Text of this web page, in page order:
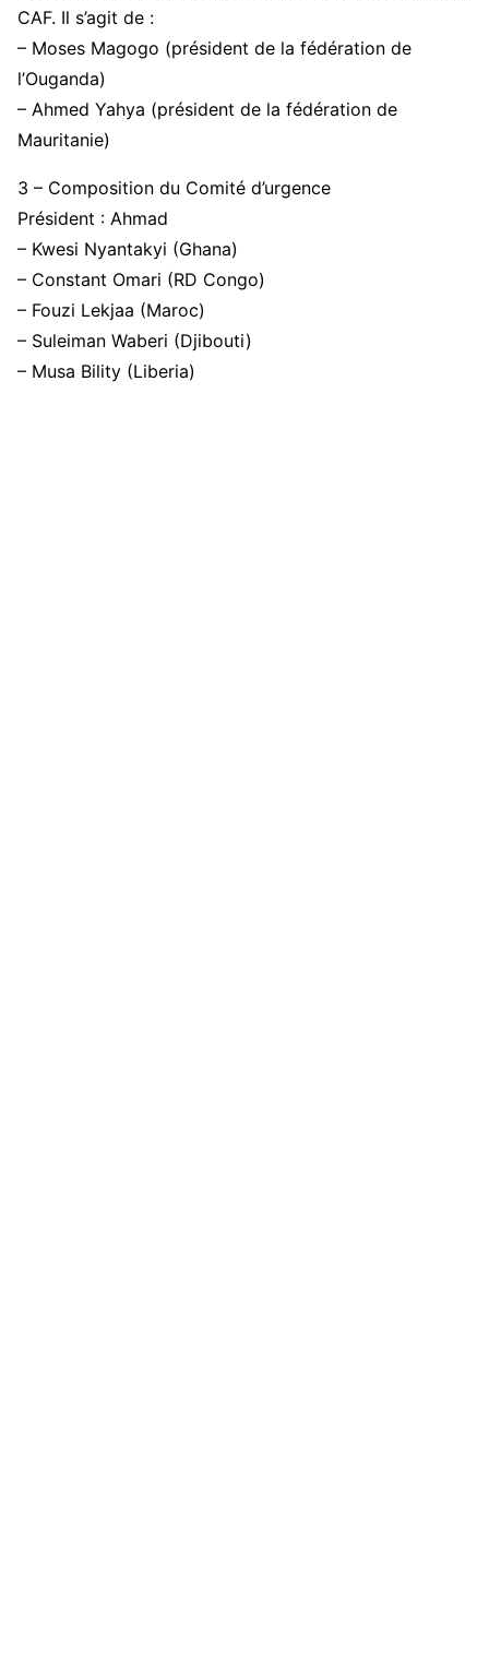
CAF. Il s’agit de :
– Moses Magogo (président de la fédération de
l’Ouganda)
– Ahmed Yahya (président de la fédération de
Mauritanie)
3 – Composition du Comité d’urgence
Président : Ahmad
– Kwesi Nyantakyi (Ghana)
– Constant Omari (RD Congo)
– Fouzi Lekjaa (Maroc)
– Suleiman Waberi (Djibouti)
– Musa Bility (Liberia)